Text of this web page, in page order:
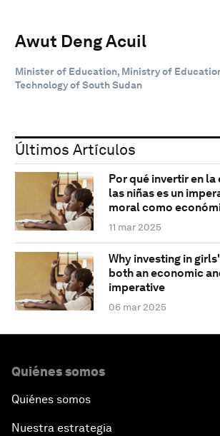
Awut Deng Acuil
Minister of Education, Ministry of
Technology of South Sudan
Últimos Artículos
Por qué invertir en
las niñas es un
moral como
11 mar 2025
Why investing in
both an economic
imperative
06 mar 2025
Quiénes somos
Quiénes somos
Nuestra estrategia